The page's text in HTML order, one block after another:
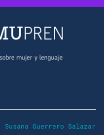
Susana Guerrero Salazar